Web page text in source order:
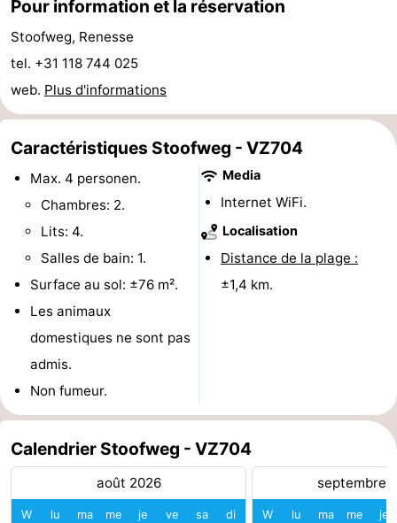
Ginsterveld
-
Julianahoeve
Livingstone
-
Port
-
Zélande
Resort
van
Haamstede
Schouwen
Valleien
Soeten
Haert
-
Wijde
Blick
-
Zeeland
-
Pour information et la réservation
Stoofweg, Renesse
tel. +31 118 744 025
web. Plus d'informations
Caractéristiques Stoofweg - VZ704
Max. 4 personen.
Chambres: 2.
Lits: 4.
Salles de bain: 1.
Surface au sol: ±76 m².
Les animaux
domestiques ne sont pas
admis.
Non fumeur.
Media
Internet WiFi.
Localisation
Distance de la plage :
±1,4 km.
Calendrier Stoofweg - VZ704
août 2026
W lu ma me je ve sa di
septembre
W lu ma me je